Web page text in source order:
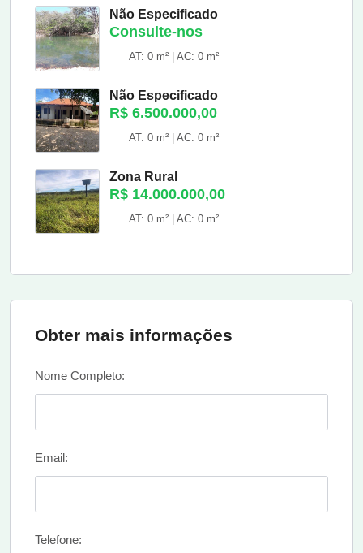
Não Especificado
Consulte-nos
AT: 0 m² | AC: 0 m²
Não Especificado
R$ 6.500.000,00
AT: 0 m² | AC: 0 m²
Zona Rural
R$ 14.000.000,00
AT: 0 m² | AC: 0 m²
Obter mais informações
Nome Completo:
Email:
Telefone: